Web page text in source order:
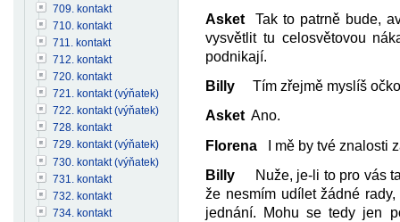
Asket Tak to patrně bude,
vysvětlit tu celosvětovou
podnikají.
Billy Tím zřejmě myslíš
AsketAno.
Florena I mě by tvé znalosti
Billy Nuže, je-li to pro vás
že nesmím udílet žádné
jednání. Mohu se tedy jen
709. kontakt
710. kontakt
711. kontakt
712. kontakt
720. kontakt
721. kontakt (výňatek)
722. kontakt (výňatek)
728. kontakt
729. kontakt (výňatek)
730. kontakt (výňatek)
731. kontakt
732. kontakt
734. kontakt